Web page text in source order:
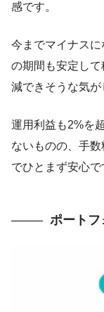
感です。
今までマイナス
の期間も安定し
減できそうな気が
運用利益も2%を
ないものの、手
でひとまず安心で
ポートフ